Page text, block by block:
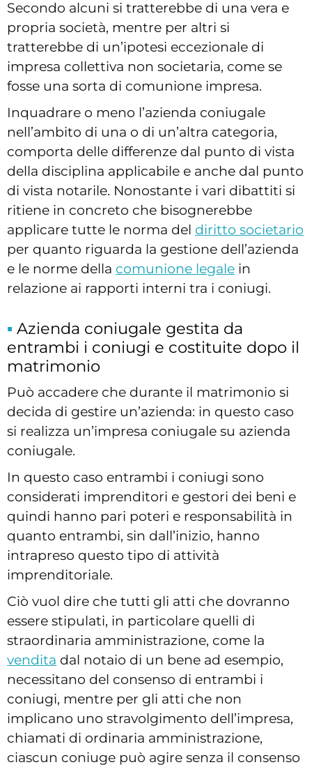
Secondo alcuni si tratterebbe di una vera e
propria società, mentre per altri si
tratterebbe di un’ipotesi eccezionale di
impresa collettiva non societaria, come se
fosse una sorta di comunione impresa.
Inquadrare o meno l’azienda coniugale
nell’ambito di una o di un’altra categoria,
comporta delle differenze dal punto di vista
della disciplina applicabile e anche dal punto
di vista notarile. Nonostante i vari dibattiti si
ritiene in concreto che bisognerebbe
applicare tutte le norma del diritto societario
per quanto riguarda la gestione dell’azienda
e le norme della comunione legale in
relazione ai rapporti interni tra i coniugi.
Azienda coniugale gestita da
entrambi i coniugi e costituite dopo il
matrimonio
Può accadere che durante il matrimonio si
decida di gestire un’azienda: in questo caso
si realizza un’impresa coniugale su azienda
coniugale.
In questo caso entrambi i coniugi sono
considerati imprenditori e gestori dei beni e
quindi hanno pari poteri e responsabilità in
quanto entrambi, sin dall’inizio, hanno
intrapreso questo tipo di attività
imprenditoriale.
Ciò vuol dire che tutti gli atti che dovranno
essere stipulati, in particolare quelli di
straordinaria amministrazione, come la
vendita dal notaio di un bene ad esempio,
necessitano del consenso di entrambi i
coniugi, mentre per gli atti che non
implicano uno stravolgimento dell’impresa,
chiamati di ordinaria amministrazione,
ciascun coniuge può agire senza il consenso